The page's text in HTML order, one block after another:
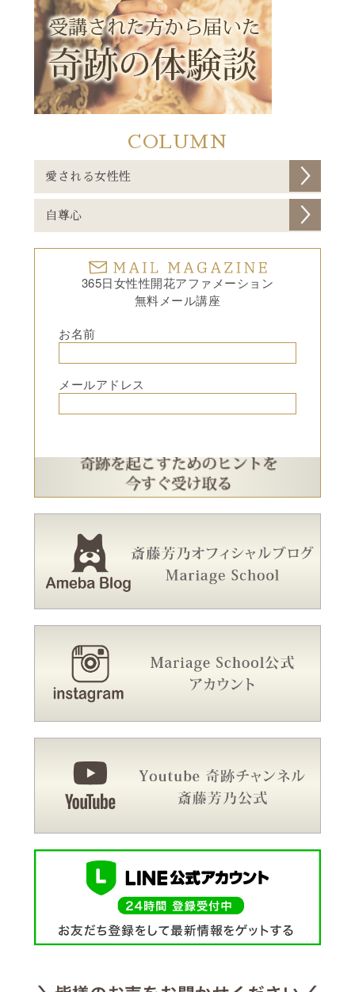
COLUMN
愛される女性性
自尊心
365日女性性開花アファメーション
無料メール講座
お名前
メールアドレス